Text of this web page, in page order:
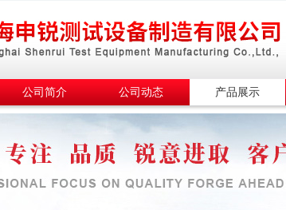
公司简介 公司动态 产品展示